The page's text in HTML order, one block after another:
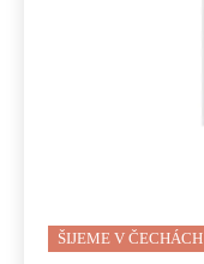
ŠIJEME V ČECHÁCH